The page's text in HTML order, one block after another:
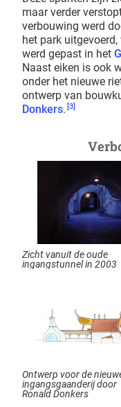
maar verder
verbouwing werd
het park
werd gepast in het
Naast eiken is ook
onder het nieuwe
ontwerp van
Donkers. [3]
Zicht vanuit de oude
ingangstunnel in 2003
Ontwerp voor de
ingangsgaanderij door
Ronald Donkers